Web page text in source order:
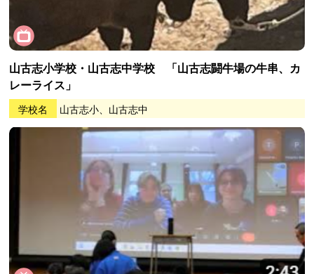
山古志小学校・山古志中学校 「山古志闘牛場の牛串、カ
レーライス」
学校名 山古志小、山古志中